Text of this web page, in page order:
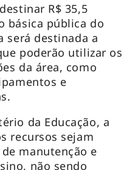
R$ 35,5
básica pública do
será destinada a
poderão utilizar os
da área, como
e
da Educação, a
recursos sejam
manutenção e
não sendo